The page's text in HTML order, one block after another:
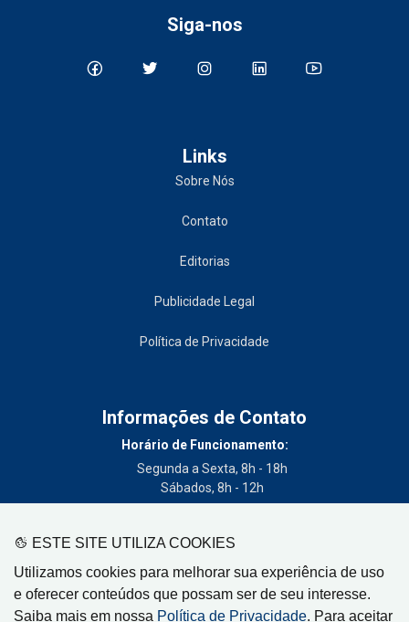
ESTE SITE UTILIZA COOKIES
Utilizamos cookies para melhorar sua experiência de uso
e oferecer conteúdos que possam ser de seu interesse.
Saiba mais em nossa Política de Privacidade. Para aceitar
Siga-nos
Links
Sobre Nós
Contato
Editorias
Publicidade Legal
Política de Privacidade
Informações de Contato
Horário de Funcionamento:
Segunda a Sexta, 8h - 18h
Sábados, 8h - 12h
(19) 3404-3700
Circulação:
Limeira - SP, Artur Nogueira - SP, Cordeirópolis - SP,
Engenheiro Coelho - SP, Iracemápolis - SP